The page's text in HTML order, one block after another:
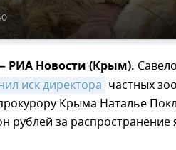
РИА Новости (Крым).
иск директора частных
Крыма Наталье
рублей за